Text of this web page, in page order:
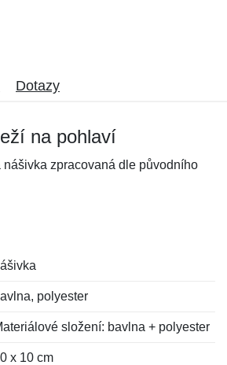
Dotazy
na pohlaví
nášivka zpracovaná dle původního
polyester
složení: bavlna + polyester
x 10 cm